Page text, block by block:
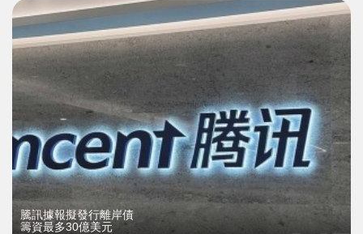
騰訊據報擬發行離岸債
籌資最多30億美元